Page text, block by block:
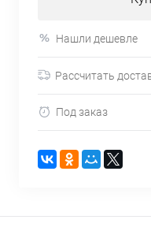
Нашли дешевле
Рассчитать
Под заказ